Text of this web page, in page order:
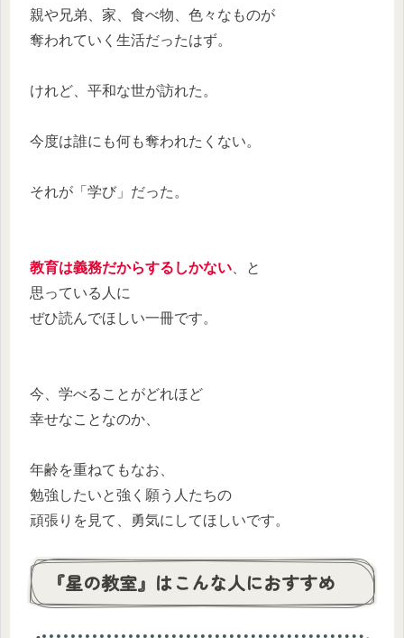
親や兄弟、家、食べ物、色々なものが
奪われていく生活だったはず。
けれど、平和な世が訪れた。
今度は誰にも何も奪われたくない。
それが「学び」だった。
教育は義務だからするしかない 、と
思っている人に
ぜひ読んでほしい一冊です。
今、学べることがどれほど
幸せなことなのか、
年齢を重ねてもなお、
勉強したいと強く願う人たちの
頑張りを見て、勇気にしてほしいです。
『星の教室』はこんな人におすすめ